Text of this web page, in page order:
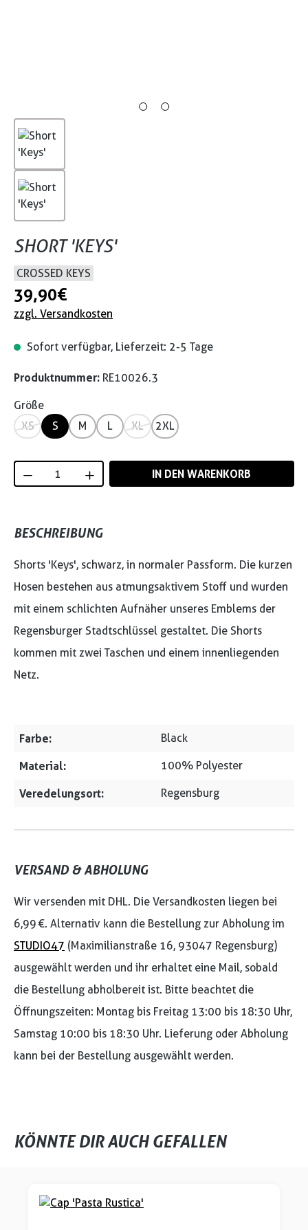
SHORT 'KEYS'
CROSSED KEYS
39,90 €
zzgl. Versandkosten
Sofort verfügbar, Lieferzeit: 2-5 Tage
Produktnummer: RE10026.3
Größe
XS
S M L XL 2XL
Produkt Anzahl: Gib den gewünschten
IN DEN WARENKORB
BESCHREIBUNG
Shorts 'Keys', schwarz, in normaler Passform. Die kurzen
Hosen bestehen aus atmungsaktivem Stoff und wurden
mit einem schlichten Aufnäher unseres Emblems der
Regensburger Stadtschlüssel gestaltet. Die Shorts
kommen mit zwei Taschen und einem innenliegenden
Netz.
Farbe: Black
Material: 100% Polyester
Veredelungsort: Regensburg
VERSAND & ABHOLUNG
Wir versenden mit DHL. Die Versandkosten liegen bei
6,99 €. Alternativ kann die Bestellung zur Abholung im
STUDIO47 (Maximilianstraße 16, 93047 Regensburg)
ausgewählt werden und ihr erhaltet eine Mail, sobald
die Bestellung abholbereit ist. Bitte beachtet die
Öffnungszeiten: Montag bis Freitag 13:00 bis 18:30 Uhr,
Samstag 10:00 bis 18:30 Uhr. Lieferung oder Abholung
kann bei der Bestellung ausgewählt werden.
KÖNNTE DIR AUCH GEFALLEN